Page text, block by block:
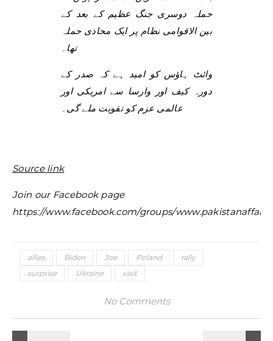
حملہ دوسری جنگ عظیم کے بعد کے
بین الاقوامی نظام پر ایک محاذی حملہ
تھا۔
وائٹ ہاؤس کو امید ہے کہ صدر کے
دورہ کیف اور وارسا سے امریکی اور
عالمی عزم کو تقویت ملے گی۔
Source link
Join our Facebook page
https://www.facebook.com/groups/
allies Biden Joe Poland
rally
surprise
Ukraine visit
No Comments